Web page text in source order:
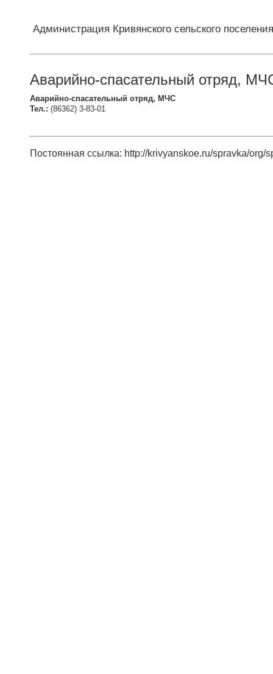
Администрация Кривянского сельского поселения
Аварийно-спасательный отряд,
Аварийно-спасательный отряд, МЧС
Тел.: (86362) 3-83-01
Постоянная ссылка: http://krivyanskoe.ru/spravka/org/